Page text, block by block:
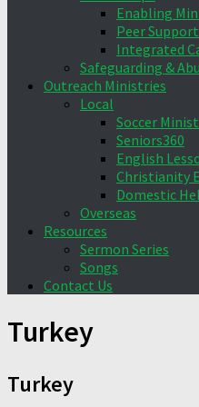
Enabling
Peer
Integrated
Safeguarding &
Outreach Ministries
Local
Soccer
Seniors360
English
Christianity
Domestic
Overseas
Resources
Sermon Series
Songs
Contact Us
Turkey
Turkey